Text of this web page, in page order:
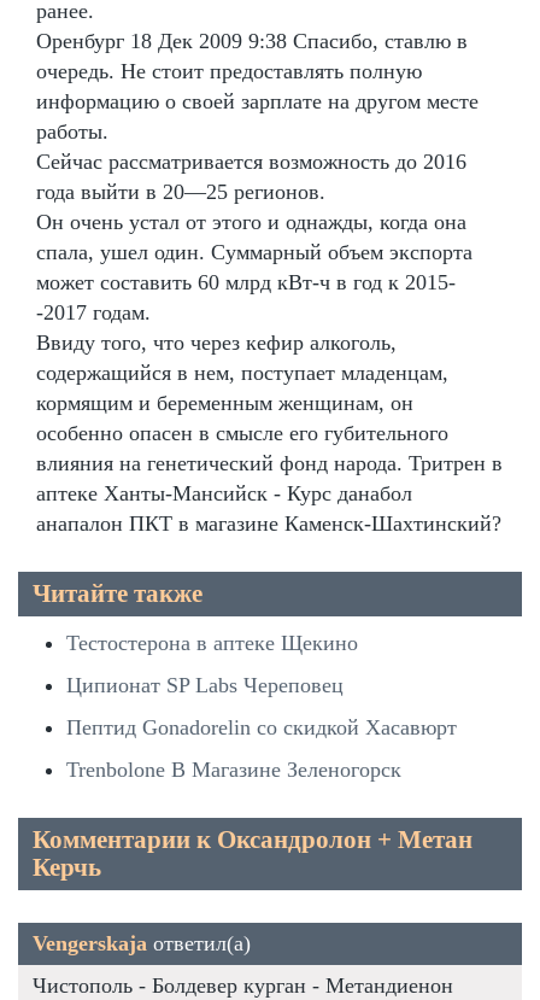
ранее.
Оренбург 18 Дек 2009 9:38 Спасибо, ставлю в
очередь. Не стоит предоставлять полную
информацию о своей зарплате на другом месте
работы.
Сейчас рассматривается возможность до 2016
года выйти в 20—25 регионов.
Он очень устал от этого и однажды, когда она
спала, ушел один. Суммарный объем экспорта
может составить 60 млрд кВт-ч в год к 2015-
-2017 годам.
Ввиду того, что через кефир алкоголь,
содержащийся в нем, поступает младенцам,
кормящим и беременным женщинам, он
особенно опасен в смысле его губительного
влияния на генетический фонд народа. Тритрен в
аптеке Ханты-Мансийск - Курс данабол
анапалон ПКТ в магазине Каменск-Шахтинский?
Читайте также
Тестостерона в аптеке Щекино
Ципионат SP Labs Череповец
Пептид Gonadorelin со скидкой Хасавюрт
Trenbolone В Магазине Зеленогорск
Комментарии к Оксандролон + Метан
Керчь
Vengerskaja ответил(а)
Чистополь - Болдевер курган - Метандиенон